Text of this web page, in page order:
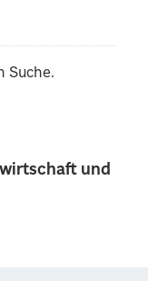
und
Suche.